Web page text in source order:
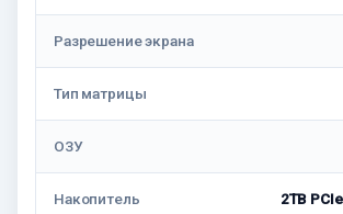
Разрешение экрана
Тип матрицы
ОЗУ
Накопитель
2TB